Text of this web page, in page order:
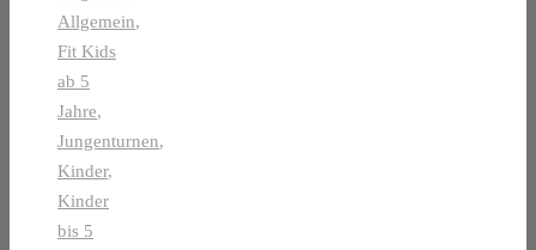
Allgemein,
Fit Kids
ab 5
Jahre,
Jungenturnen,
Kinder,
Kinder
bis 5